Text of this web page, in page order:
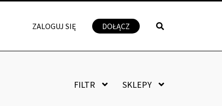
ZALOGUJ SIĘ DOŁĄCZ
SKLEPY
FILTR